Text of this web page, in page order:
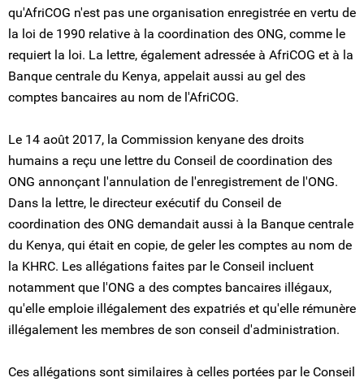
qu'AfriCOG n'est pas une organisation enregistrée en vertu de
la loi de 1990 relative à la coordination des ONG, comme le
requiert la loi. La lettre, également adressée à AfriCOG et à la
Banque centrale du Kenya, appelait aussi au gel des
comptes bancaires au nom de l'AfriCOG.
Le 14 août 2017, la Commission kenyane des droits
humains a reçu une lettre du Conseil de coordination des
ONG annonçant l'annulation de l'enregistrement de l'ONG.
Dans la lettre, le directeur exécutif du Conseil de
coordination des ONG demandait aussi à la Banque centrale
du Kenya, qui était en copie, de geler les comptes au nom de
la KHRC. Les allégations faites par le Conseil incluent
notamment que l'ONG a des comptes bancaires illégaux,
qu'elle emploie illégalement des expatriés et qu'elle rémunère
illégalement les membres de son conseil d'administration.
Ces allégations sont similaires à celles portées par le Conseil